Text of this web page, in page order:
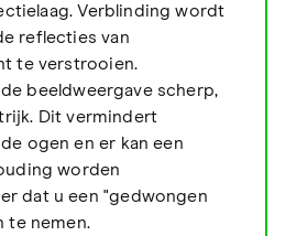
Verblinding wordt
reflecties van
te verstrooien.
beeldweergave scherp,
Dit vermindert
ogen en er kan een
worden
dat u een "gedwongen
te nemen.